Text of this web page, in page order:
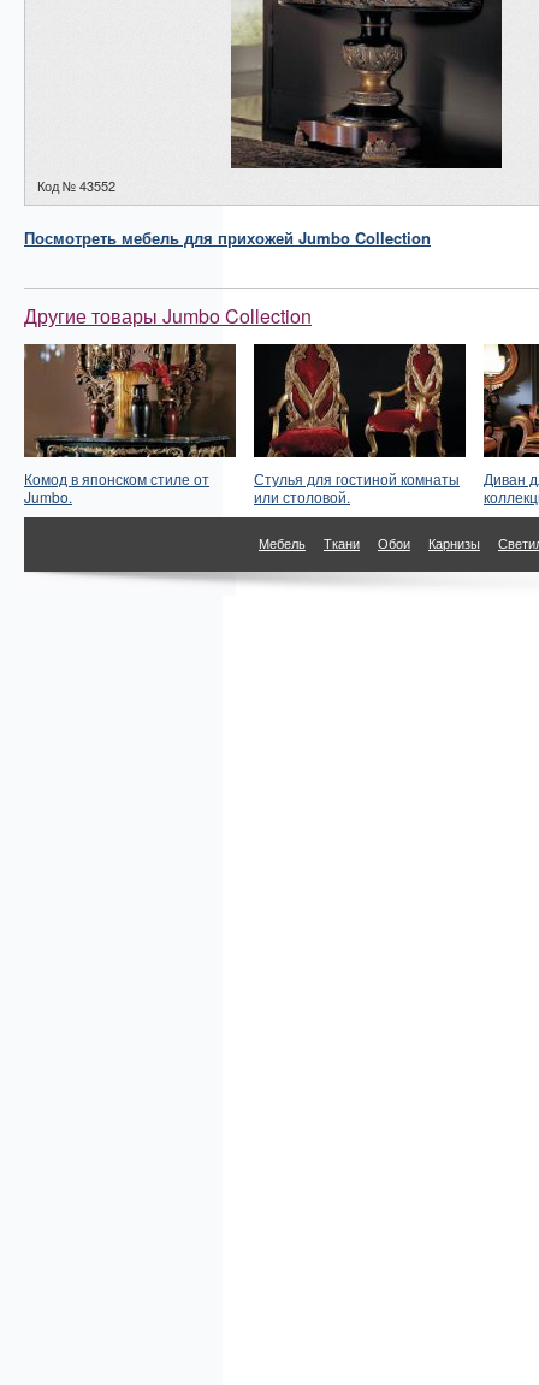
Код № 43552
Посмотреть мебель для прихожей Jumbo Collection
Другие товары Jumbo Collection
Комод в японском стиле от
Jumbo.
Стулья для гостиной комнаты
или столовой.
Диван
Мебель Ткани Обои Карнизы